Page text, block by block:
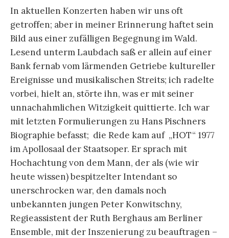
In aktuellen Konzerten haben wir uns oft
getroffen; aber in meiner Erinnerung haftet sein
Bild aus einer zufälligen Begegnung im Wald.
Lesend unterm Laubdach saß er allein auf einer
Bank fernab vom lärmenden Getriebe kultureller
Ereignisse und musikalischen Streits; ich radelte
vorbei, hielt an, störte ihn, was er mit seiner
unnachahmlichen Witzigkeit quittierte. Ich war
mit letzten Formulierungen zu Hans Pischners
Biographie befasst; die Rede kam auf „HOT“ 1977
im Apollosaal der Staatsoper. Er sprach mit
Hochachtung von dem Mann, der als (wie wir
heute wissen) bespitzelter Intendant so
unerschrocken war, den damals noch
unbekannten jungen Peter Konwitschny,
Regieassistent der Ruth Berghaus am Berliner
Ensemble, mit der Inszenierung zu beauftragen –